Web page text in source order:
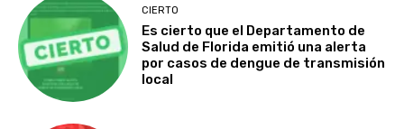
CIERTO
Es cierto que el Departamento de
Salud de Florida emitió una alerta
por casos de dengue de transmisión
local